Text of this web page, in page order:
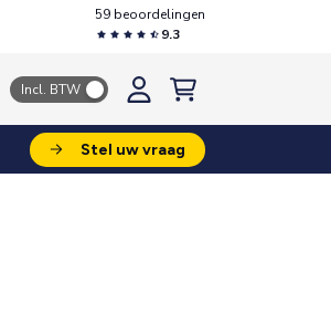
59 beoordelingen
9.3
Incl. BTW
Stel uw vraag